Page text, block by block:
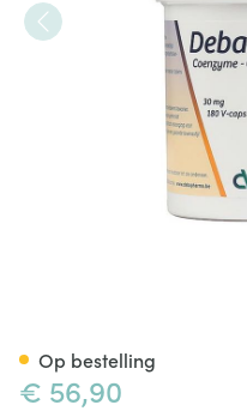
€ 56,90
Op bestelling